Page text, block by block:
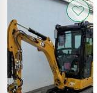
Kategorija 1
TRENUTNA
Ponastavi